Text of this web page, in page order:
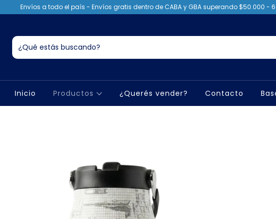
Envíos a todo el país - Envíos gratis dentro de CABA y GBA superando $50.000 -
Inicio Productos ¿Querés vender? Contacto